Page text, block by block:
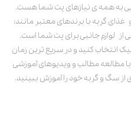
به همه ی نیازهای پت شما هست.
گربه با برندهای معتبر مانند:
از لوازم جانبی برای پت شما است.
انتخاب کنید و در سریع ترین زمان
مطالب و ویدیوهای آموزشی
از سگ و گربه خود را آموزش ببینید.